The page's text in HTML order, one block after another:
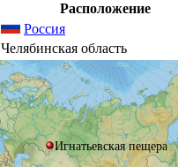
Расположение
Россия
Челябинская область
Игнатьевская пещера